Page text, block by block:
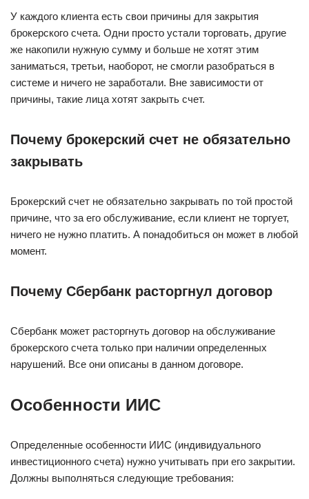
У каждого клиента есть свои причины для закрытия
брокерского счета. Одни просто устали торговать, другие
же накопили нужную сумму и больше не хотят этим
заниматься, третьи, наоборот, не смогли разобраться в
системе и ничего не заработали. Вне зависимости от
причины, такие лица хотят закрыть счет.
Почему брокерский счет не обязательно
закрывать
Брокерский счет не обязательно закрывать по той простой
причине, что за его обслуживание, если клиент не торгует,
ничего не нужно платить. А понадобиться он может в любой
момент.
Почему Сбербанк расторгнул договор
Сбербанк может расторгнуть договор на обслуживание
брокерского счета только при наличии определенных
нарушений. Все они описаны в данном договоре.
Особенности ИИС
Определенные особенности ИИС (индивидуального
инвестиционного счета) нужно учитывать при его закрытии.
Должны выполняться следующие требования: